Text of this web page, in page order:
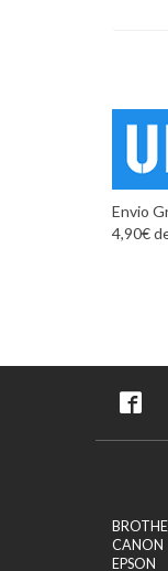
Envio
4,90€
CANON
EPSON